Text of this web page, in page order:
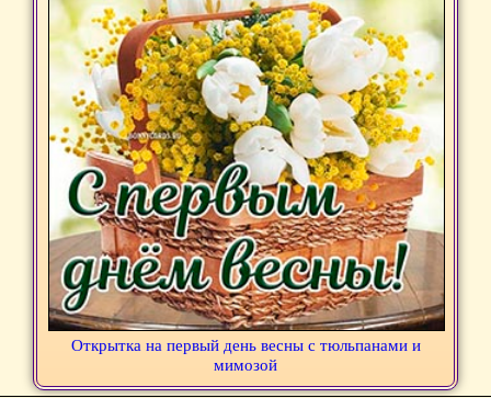
Открытка на первый день весны с тюльпанами и
мимозой